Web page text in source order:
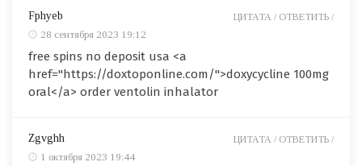
Fphyeb
28 сентября 2023 19:12
free spins no deposit usa <a
href="https://doxtoponline.com/">doxycycline 100mg
oral</a> order ventolin inhalator
ЦИТАТА / ОТВЕТИТЬ /
Zgvghh
1 октября 2023 19:44
ЦИТАТА / ОТВЕТИТЬ /